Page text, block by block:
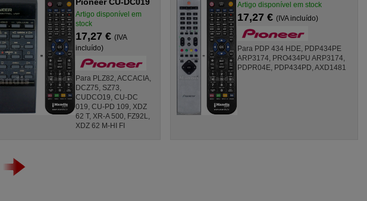
Pioneer CU-DC019
Artigo disponível em
stock
17,27 € (IVA
incluído)
Para PLZ82, ACCACIA,
DCZ75, SZ73,
CUDCO19, CU-DC
019, CU-PD 109, XDZ
62 T, XR-A 500, FZ92L,
XDZ 62 M-HI FI
Artigo disponível em stock
17,27 € (IVA incluído)
Para PDP 434 HDE, PDP434PE
ARP3174, PRO434PU ARP3174,
PDPR04E, PDP434PD, AXD1481